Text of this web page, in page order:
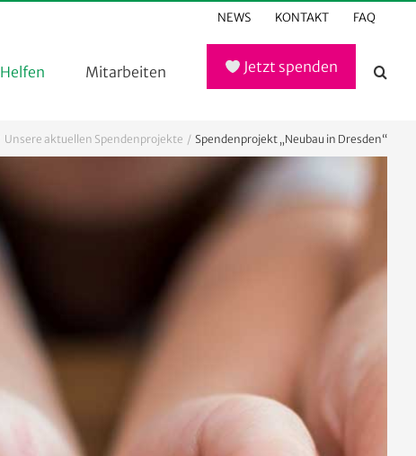
NEWS KONTAKT FAQ
Helfen Mitarbeiten Jetzt spenden
Unsere aktuellen Spendenprojekte Spendenprojekt „Neubau in Dresden“